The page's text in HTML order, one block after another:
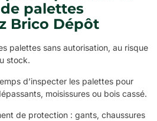
palettes
Brico Dépôt
palettes sans autorisation, au risque
stock.
d’inspecter les palettes pour
moisissures ou bois cassé.
de protection : gants, chaussures